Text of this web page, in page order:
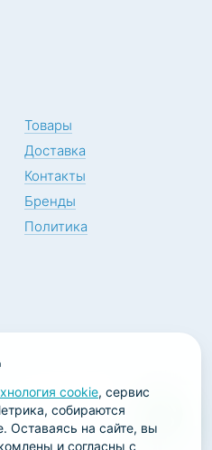
cookie, сервис
собираются
Оставаясь на сайте, вы
и согласны с
Товары
Доставка
Контакты
Бренды
Политика